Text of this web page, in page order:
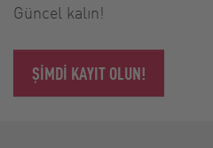
Güncel kalın!
ŞIMDI KAYIT OLUN!